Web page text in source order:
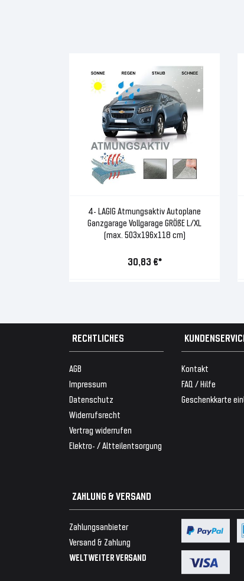
4- LAGIG Atmungsaktiv Autoplane
Ganzgarage Vollgarage GRÖßE L/XL
(max. 503x196x118 cm)
30,83 €*
RECHTLICHES
AGB
Impressum
Datenschutz
Widerrufsrecht
Vertrag widerrufen
Elektro- / Altteilentsorgung
Kontakt
FAQ / Hilfe
Geschenkkarte
ZAHLUNG & VERSAND
Zahlungsanbieter
Versand & Zahlung
WELTWEITER VERSAND